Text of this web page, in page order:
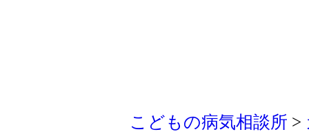
こどもの病気相談所 >